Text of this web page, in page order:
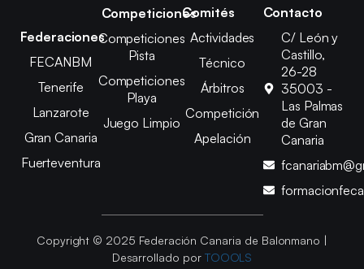
Federaciones
FECANBM
Tenerife
Lanzarote
Gran Canaria
Fuerteventura
Competiciones
Competiciones
Pista
Competiciones
Playa
Juego Limpio
Comités
Actividades
Técnico
Árbitros
Competición
Apelación
Contacto
C/ León y
Castillo,
26-28
35003 -
Las Palmas
de Gran
Canaria
Copyright © 2025 Federación Canaria de Balonmano |
Desarrollado por TOOOLS